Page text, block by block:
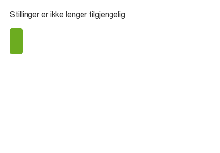
Stillinger er ikke lenger tilgjengelig